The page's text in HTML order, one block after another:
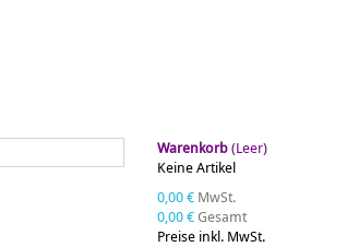
Warenkorb(Leer)
Keine Artikel
0,00 € MwSt.
0,00 €Gesamt
Preise inkl. MwSt.